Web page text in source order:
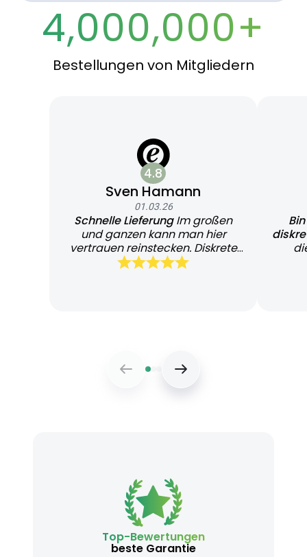
4,000,000+
Bestellungen von Mitgliedern
4.8
Sven Hamann
01.03.26
Schnelle LieferungIm großen
und ganzen kann man hier
vertrauen reinstecken. Diskrete
und schnelle Lieferung
Top-Bewertungen
beste Garantie